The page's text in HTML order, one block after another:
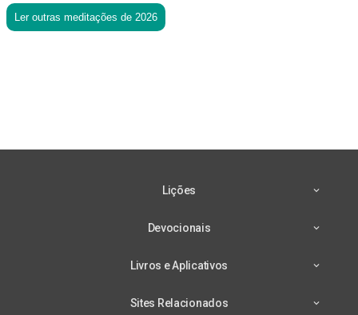
Ler outras meditações de 2026
Lições
Devocionais
Livros e Aplicativos
Sites Relacionados